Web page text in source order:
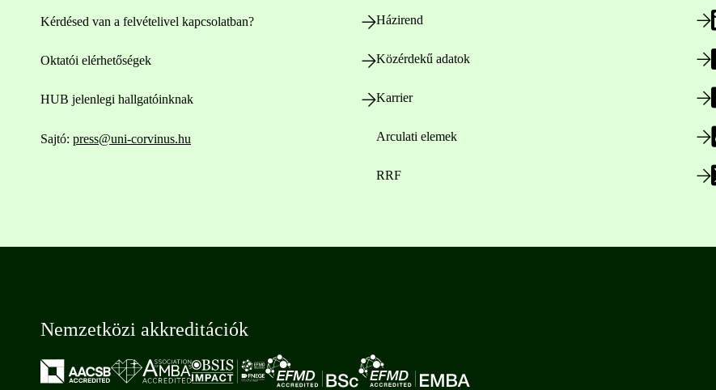
Kérdésed van a felvételivel kapcsolatban?
Oktatói elérhetőségek
HUB jelenlegi hallgatóinknak
Sajtó: press@uni-corvinus.hu
Házirend
Közérdekű adatok
Karrier
Arculati elemek
RRF
Nemzetközi akkreditációk